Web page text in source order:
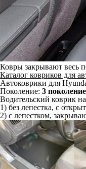
Ковры закрывают весь
Каталог ковриков для
Автоковрики для
Поколение: 3
Водительский коврик
1) без лепестка, с
2) с лепестком,